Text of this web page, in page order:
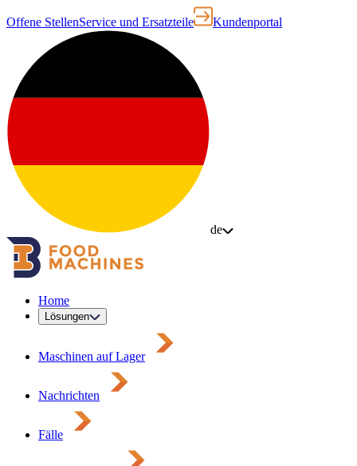
Offene StellenService und Ersatzteile Kundenportal
de
Home
Lösungen
Maschinen auf Lager
Nachrichten
Fälle